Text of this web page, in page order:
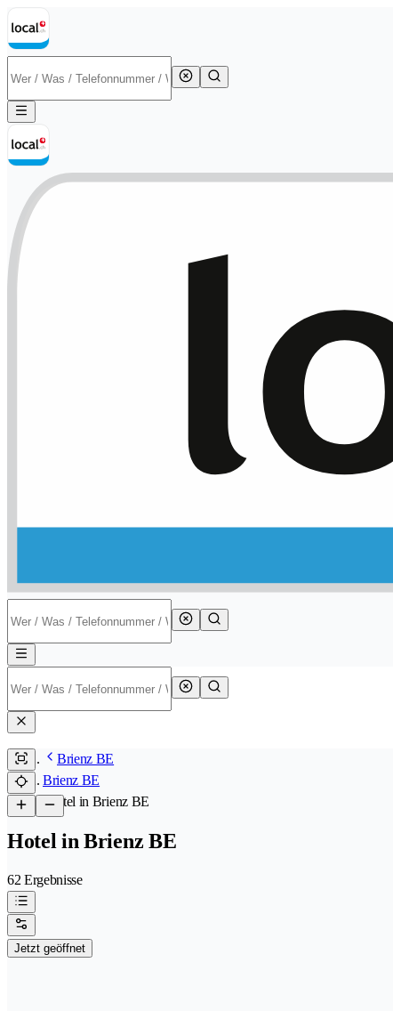
Brienz BE
Brienz BE
/Hotel in Brienz BE
Hotel in Brienz BE
62 Ergebnisse
Jetzt geöffnet